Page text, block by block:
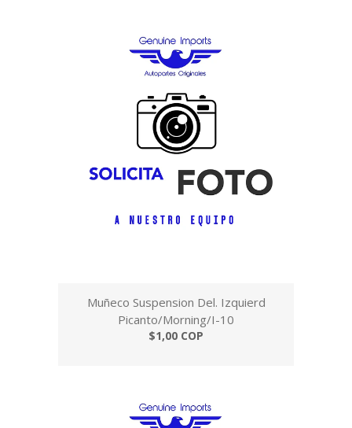
Muñeco Suspension Del. Izquierd
Picanto/Morning/I-10
$1,00 COP